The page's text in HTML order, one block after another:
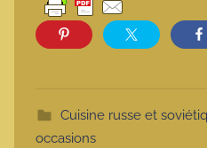
Cuisine russe et
occasions